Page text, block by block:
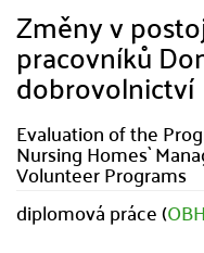
Změny v
pracovníků
dobrovolnictví
Evaluation of the
Nursing Homes`
Volunteer Programs
diplomová práce (